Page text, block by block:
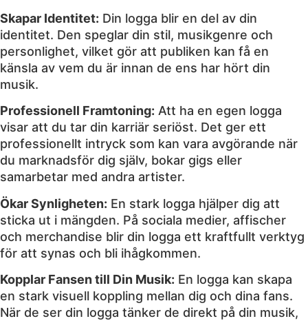
Skapar Identitet: Din logga blir en del av din
identitet. Den speglar din stil, musikgenre och
personlighet, vilket gör att publiken kan få en
känsla av vem du är innan de ens har hört din
musik.
Professionell Framtoning: Att ha en egen logga
visar att du tar din karriär seriöst. Det ger ett
professionellt intryck som kan vara avgörande när
du marknadsför dig själv, bokar gigs eller
samarbetar med andra artister.
Ökar Synligheten: En stark logga hjälper dig att
sticka ut i mängden. På sociala medier, affischer
och merchandise blir din logga ett kraftfullt verktyg
för att synas och bli ihågkommen.
Kopplar Fansen till Din Musik: En logga kan skapa
en stark visuell koppling mellan dig och dina fans.
När de ser din logga tänker de direkt på din musik,